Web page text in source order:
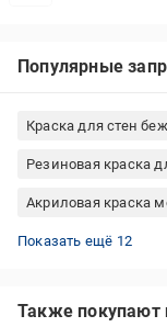
Популярные
Краска для стен
Резиновая краска
Акриловая краска
Белая краска для
Эмаль алкидная
Акриловая краска
Декоративная
Силиконовая
Водоэмульсионная
Краска резиновая
Краска для крыши
Коричневая краска
Акриловая краска
Желтая эмаль
Прозрачная краска
Показать ещё 12
Также покупают